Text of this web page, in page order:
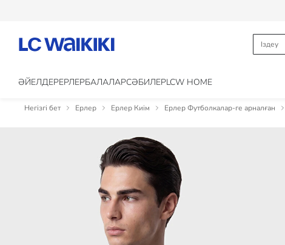
ӘЙЕЛДЕРЕРЛЕРБАЛАЛАРCӘБИЛЕРLCW HOME
Негізгі бет Ерлер Ерлер Киім Ерлер Футболкалар-ге арналған